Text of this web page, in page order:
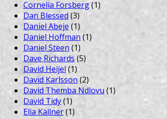
Cornelia Forsberg(1)
Dan Blessed(3)
Daniel Abeje (1)
Daniel Hoffman (1)
Daniel Steen (1)
Dave Richards (5)
David Heijel (1)
David Karlsson(2)
David Themba Ndlovu (1)
David Tidy(1)
Elia Källner(1)